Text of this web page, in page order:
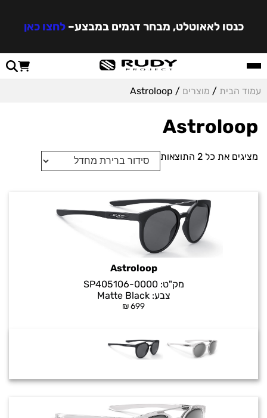
כנסו לאאוטלט, מבחר דגמים במבצע–לחצו כאן
עמוד הבית / מוצרים / Astroloop
Astroloop
מציגים את כל ⁦2⁩ התוצאות
Astroloop
מק"ט:SP405106-0000
צבע:Matte Black
₪699